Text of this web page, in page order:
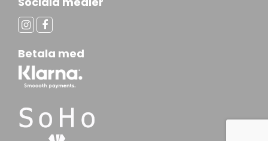
Betala med